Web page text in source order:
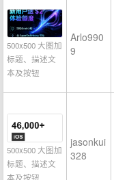
500x500 大图加
标题、描述文
本及按钮
Arlo990
9
500x500 大图加
标题、描述文
本及按钮
jasonkui
328